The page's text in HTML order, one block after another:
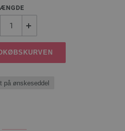
på ønskeseddel